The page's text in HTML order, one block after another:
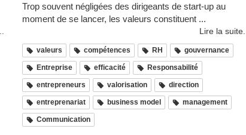
Trop souvent négligées des dirigeants de start-up au
moment de se lancer, les valeurs constituent ...
Lire la suite...
valeurs compétences RH gouvernance
Entreprise efficacité Responsabilité
entrepreneurs valorisation direction
entreprenariat business model management
Communication